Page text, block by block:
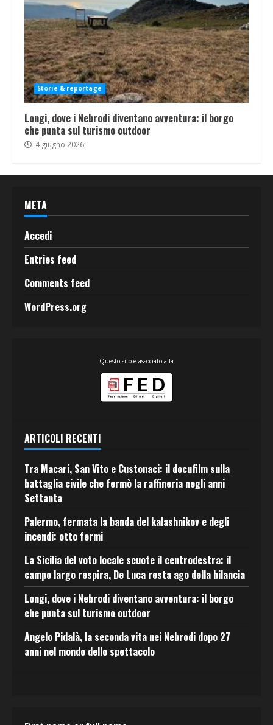
Storie & reportage
Longi, dove i Nebrodi diventano avventura: il borgo
che punta sul turismo outdoor
4 giugno 2026
META
Accedi
Entries feed
Comments feed
WordPress.org
Questo sito è associato alla
ARTICOLI RECENTI
Tra Macari, San Vito e Custonaci: il docufilm sulla
battaglia civile che fermò la raffineria negli anni
Settanta
Palermo, fermata la banda del kalashnikov e degli
incendi: otto fermi
La Sicilia del voto locale scuote il centrodestra: il
campo largo respira, De Luca resta ago della bilancia
Longi, dove i Nebrodi diventano avventura: il borgo
che punta sul turismo outdoor
Angelo Pidalà, la seconda vita nei Nebrodi dopo 27
anni nel mondo dello spettacolo